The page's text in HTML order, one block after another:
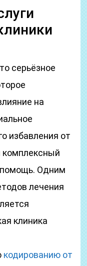
серьёзное
на
избавления от
комплексный
помощь. Одним
лечения
клиника
кодированию от